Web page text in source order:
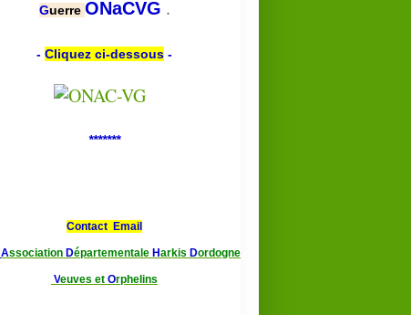
Guerre ONaCVG .
- Cliquez ci-dessous -
*******
Contact Email
Association Départementale Harkis Dordogne
Veuves et Orphelins